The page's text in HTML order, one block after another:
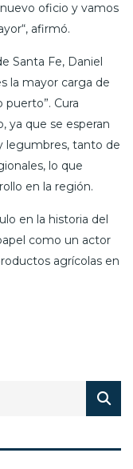
oficio y vamos
afirmó.
Santa Fe, Daniel
la mayor carga de
Cura
ya que se esperan
legumbres, tanto de
lo que
en la región.
en la historia del
como un actor
agrícolas en